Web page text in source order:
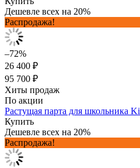
Дешевле всех на 20%
Распродажа!
–72%
26 400 ₽
95 700 ₽
Хиты продаж
По акции
Растущая парта для школьника
Купить
Дешевле всех на 20%
Распродажа!